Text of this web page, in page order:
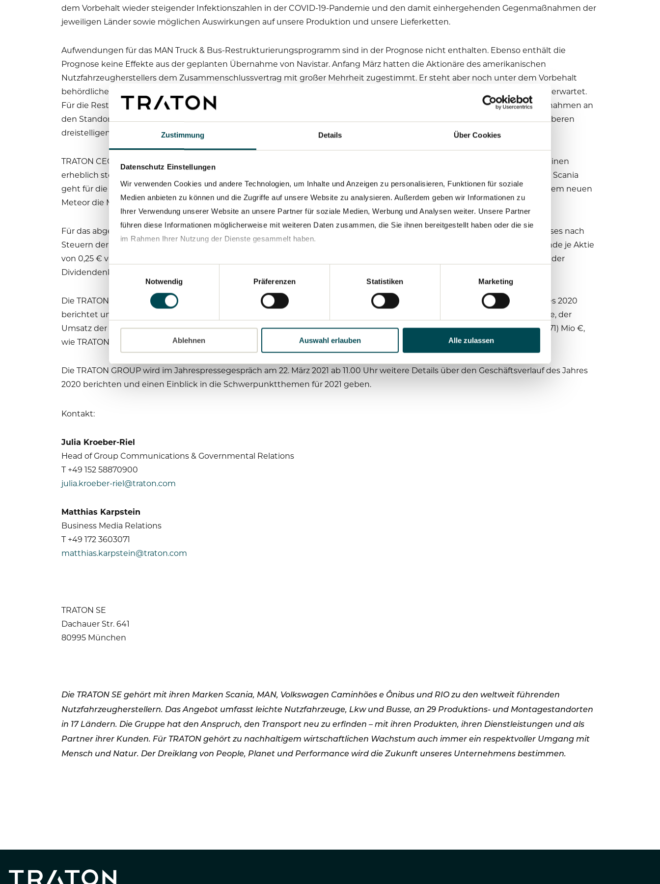
Zustimmung Details Über Cookies
Datenschutz Einstellungen
Wir verwenden Cookies und andere Technologien, um Inhalte und Anzeigen zu personalisieren, Funktionen für soziale
Medien anbieten zu können und die Zugriffe auf unsere Website zu analysieren. Außerdem geben wir Informationen zu
Ihrer Verwendung unserer Website an unsere Partner für soziale Medien, Werbung und Analysen weiter. Unsere Partner
führen diese Informationen möglicherweise mit weiteren Daten zusammen, die Sie ihnen bereitgestellt haben oder die sie
im Rahmen Ihrer Nutzung der Dienste gesammelt haben.
Datenschutzerklärung
Einwilligungsauswahl
Notwendig
Präferenzen Statistiken Marketing
Ablehnen Auswahl erlauben Alle zulassen
dem Vorbehalt wieder steigender Infektionszahlen in der COVID-19-Pandemie und den damit einhergehenden Gegenmaßnahmen der
jeweiligen Länder sowie möglichen Auswirkungen auf unsere Produktion und unsere Lieferketten.
Aufwendungen für das MAN Truck & Bus-Restrukturierungsprogramm sind in der Prognose nicht enthalten. Ebenso enthält die
Prognose keine Effekte aus der geplanten Übernahme von Navistar. Anfang März hatten die Aktionäre des amerikanischen
Nutzfahrzeugherstellers dem Zusammenschlussvertrag mit großer Mehrheit zugestimmt. Er steht aber noch unter dem Vorbehalt
behördlicher Genehmigungen sowie üblicher Vollzugsbedingungen. Das Closing wird unverändert für Mitte des Jahres 2021 erwartet.
Für die Restrukturierungsmaßnahmen im Zuge der Neuausrichtung von MAN Truck & Bus (inklusive der noch offenen Maßnahmen an
den Standorten Plauen und Steyr) wird über den gesamten Restrukturierungszeitraum derzeit ein Aufwand in Höhe eines oberen
dreistelligen Millionenbetrags erwartet. Der Großteil davon wird auf Personalmaßnahmen entfallen.
TRATON CEO Matthias Gründler: „Wir blicken optimistisch auf das Jahr 2021 und erwarten einen starken Absatzanstieg und einen
erheblich steigenden Umsatz. Bei MAN gehen wir nun die Restrukturierung an und führen die Marke in eine starke Zukunft. Scania
geht für die Gruppe mit dem Aufbau der Lkw-Produktion in Rugao auf dem chinesischen Markt voran und VWCO wird mit dem neuen
Meteor die Marktposition in Brasilien ausbauen.“
Für das abgelaufene Geschäftsjahr schlagen Vorstand und Aufsichtsrat der TRATON SE trotz des negativen Konzernergebnisses nach
Steuern der am 30. Juni 2021 stattfindenden Hauptversammlung für das Geschäftsjahr 2020 die Ausschüttung einer Dividende je Aktie
von 0,25 € vor. Aufgrund der Bilanzstruktur möchte TRATON auch im zweiten Jahr der Börsennotiz seine Aktionäre im Sinne der
Dividendenkontinuität an der Entwicklung des Netto-Cashflows teilhaben lassen.
Die TRATON GROUP hatte am 22. Januar 2021 auf Basis vorläufiger Zahlen bereits über wichtige Eckdaten des Geschäftsjahres 2020
berichtet und hat heute den Geschäftsbericht 2020 veröffentlicht. Der Absatz verringerte sich um 21 % auf 190.200 Fahrzeuge, der
Umsatz der Gruppe sank um 16 % auf 22,6 Mrd € und das bereinigte Operative Ergebnis der Gruppe erreichte 135 (Vorjahr: 1.871) Mio €,
wie TRATON mit Vorlage des Geschäftsberichts bestätigte.
Die TRATON GROUP wird im Jahrespressegespräch am 22. März 2021 ab 11.00 Uhr weitere Details über den Geschäftsverlauf des Jahres
2020 berichten und einen Einblick in die Schwerpunktthemen für 2021 geben.
Kontakt:
Julia Kroeber-Riel
Head of Group Communications & Governmental Relations
T +49 152 58870900
julia.kroeber-riel@traton.com
Matthias Karpstein
Business Media Relations
T +49 172 3603071
matthias.karpstein@traton.com
TRATON SE
Dachauer Str. 641
80995 München
Die TRATON SE gehört mit ihren Marken Scania, MAN, Volkswagen Caminhões e Ônibus und RIO zu den weltweit führenden
Nutzfahrzeugherstellern. Das Angebot umfasst leichte Nutzfahrzeuge, Lkw und Busse, an 29 Produktions- und Montagestandorten
in 17 Ländern. Die Gruppe hat den Anspruch, den Transport neu zu erfinden – mit ihren Produkten, ihren Dienstleistungen und als
Partner ihrer Kunden. Für TRATON gehört zu nachhaltigem wirtschaftlichen Wachstum auch immer ein respektvoller Umgang mit
Mensch und Natur. Der Dreiklang von People, Planet und Performance wird die Zukunft unseres Unternehmens bestimmen.